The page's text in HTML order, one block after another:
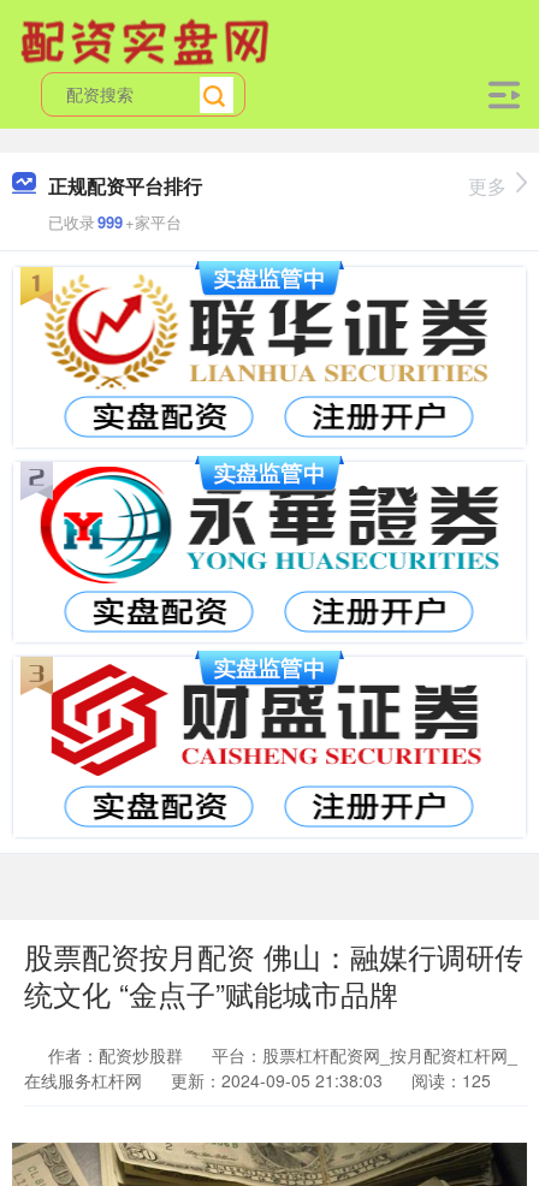
正规配资平台排行
已收录999+家平台
更多
股票配资按月配资 佛山：融媒行调研传
统文化 “金点子”赋能城市品牌
作者：配资炒股群
平台：股票杠杆配资网_按月配资杠杆网_
在线服务杠杆网
更新：2024-09-05 21:38:03 阅读：125